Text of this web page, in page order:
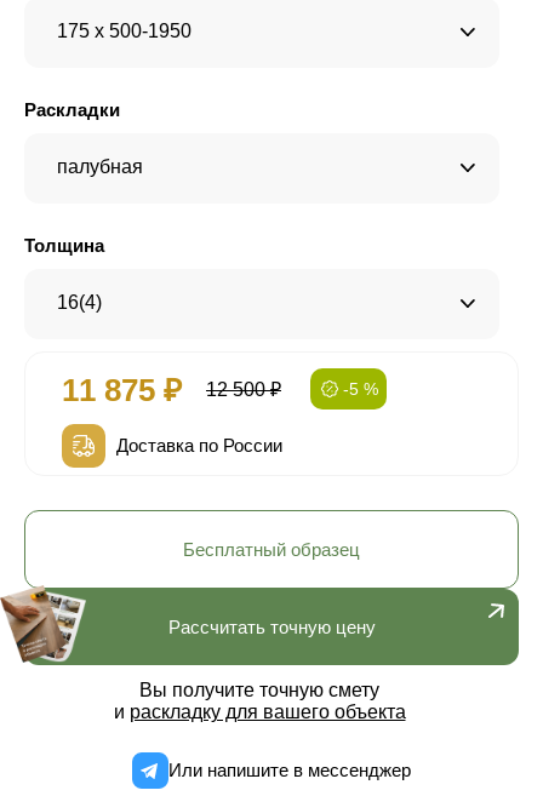
175 x 500-1950
Раскладки
палубная
Толщина
16(4)
11 875 ₽ 12 500 ₽ -5 %
Доставка по России
Рассчитать точную цену
Вы получите точную смету
и раскладку для вашего объекта
Или напишите в мессенджер
Бесплатный образец